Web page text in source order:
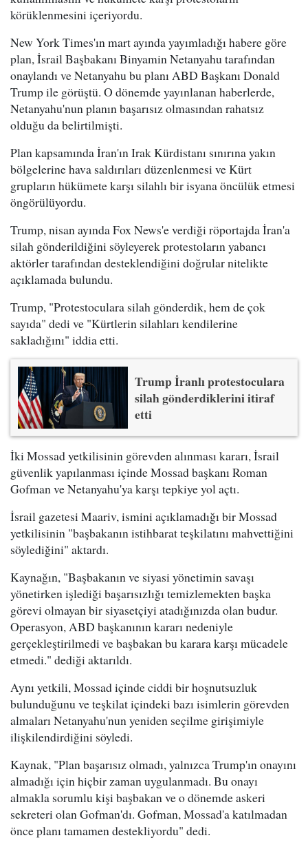
körüklenmesini içeriyordu.
New York Times'ın mart ayında yayımladığı habere göre
plan, İsrail Başbakanı Binyamin Netanyahu tarafından
onaylandı ve Netanyahu bu planı ABD Başkanı Donald
Trump ile görüştü. O dönemde yayınlanan haberlerde,
Netanyahu'nun planın başarısız olmasından rahatsız
olduğu da belirtilmişti.
Plan kapsamında İran'ın Irak Kürdistanı sınırına yakın
bölgelerine hava saldırıları düzenlenmesi ve Kürt
grupların hükümete karşı silahlı bir isyana öncülük etmesi
öngörülüyordu.
Trump, nisan ayında Fox News'e verdiği röportajda İran'a
silah gönderildiğini söyleyerek protestoların yabancı
aktörler tarafından desteklendiğini doğrular nitelikte
açıklamada bulundu.
Trump, "Protestoculara silah gönderdik, hem de çok
sayıda" dedi ve "Kürtlerin silahları kendilerine
sakladığını" iddia etti.
Trump İranlı protestoculara
silah gönderdiklerini itiraf
etti
İki Mossad yetkilisinin görevden alınması kararı, İsrail
güvenlik yapılanması içinde Mossad başkanı Roman
Gofman ve Netanyahu'ya karşı tepkiye yol açtı.
İsrail gazetesi Maariv, ismini açıklamadığı bir Mossad
yetkilisinin "başbakanın istihbarat teşkilatını mahvettiğini
söylediğini" aktardı.
Kaynağın, "Başbakanın ve siyasi yönetimin savaşı
yönetirken işlediği başarısızlığı temizlemekten başka
görevi olmayan bir siyasetçiyi atadığınızda olan budur.
Operasyon, ABD başkanının kararı nedeniyle
gerçekleştirilmedi ve başbakan bu karara karşı mücadele
etmedi." dediği aktarıldı.
Aynı yetkili, Mossad içinde ciddi bir hoşnutsuzluk
bulunduğunu ve teşkilat içindeki bazı isimlerin görevden
almaları Netanyahu'nun yeniden seçilme girişimiyle
ilişkilendirdiğini söyledi.
Kaynak, "Plan başarısız olmadı, yalnızca Trump'ın onayını
almadığı için hiçbir zaman uygulanmadı. Bu onayı
almakla sorumlu kişi başbakan ve o dönemde askeri
sekreteri olan Gofman'dı. Gofman, Mossad'a katılmadan
önce planı tamamen destekliyordu" dedi.